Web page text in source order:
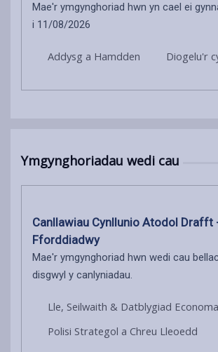
Mae'r ymgynghoriad hwn yn cael ei
i 11/08/2026
Addysg a Hamdden Diogelu'r
Ymgynghoriadau wedi cau
Canllawiau Cynllunio Atodol Drafft
Fforddiadwy
Mae'r ymgynghoriad hwn wedi cau
disgwyl y canlyniadau.
Lle, Seilwaith & Datblygiad
Polisi Strategol a Chreu Lleoedd